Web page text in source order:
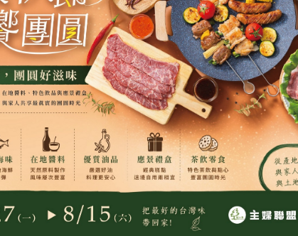
百里香葉
常溫未開封可保存36個月
適用於燉肉、烹煮砂鍋料理及調配醬汁。
請勿置放於陽光直射及高溫潮濕處。
你可能有興趣的產品
RPET 食譜 減硝酸鹽 雞蛋 食安 共同